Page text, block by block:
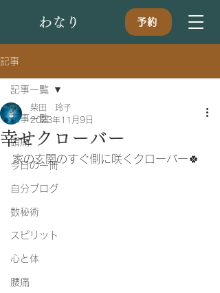
​わなり 予約
記事
記事一覧
頭痛
今日の一冊
自分ブログ
数秘術
スピリット
心と体
腰痛
記事一覧
幸せクローバー
柴田 玲子
2023年11月9日
家の玄関のすぐ側に咲くクローバー🍀